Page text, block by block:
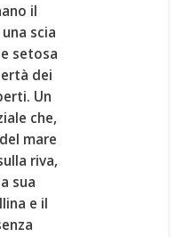
il
scia
setosa
dei
Un
che,
mare
riva,
sua
e il